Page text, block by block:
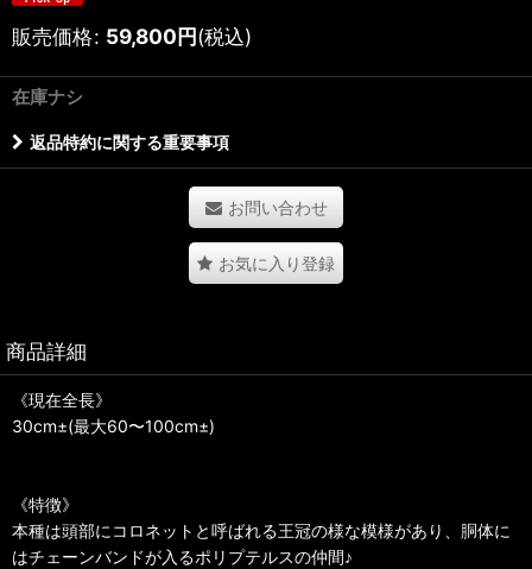
販売価格: 59,800円(税込)
在庫ナシ
返品特約に関する重要事項
お問い合わせ
お気に入り登録
商品詳細
《現在全長》
30cm±(最大60〜100cm±)
《特徴》
本種は頭部にコロネットと呼ばれる王冠の様な模様があり、胴体に
はチェーンバンドが入るポリプテルスの仲間♪